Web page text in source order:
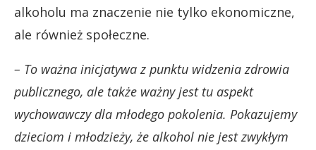
alkoholu ma znaczenie nie tylko ekonomiczne,
ale również społeczne.
– To ważna inicjatywa z punktu widzenia zdrowia
publicznego, ale także ważny jest tu aspekt
wychowawczy dla młodego pokolenia. Pokazujemy
dzieciom i młodzieży, że alkohol nie jest zwykłym